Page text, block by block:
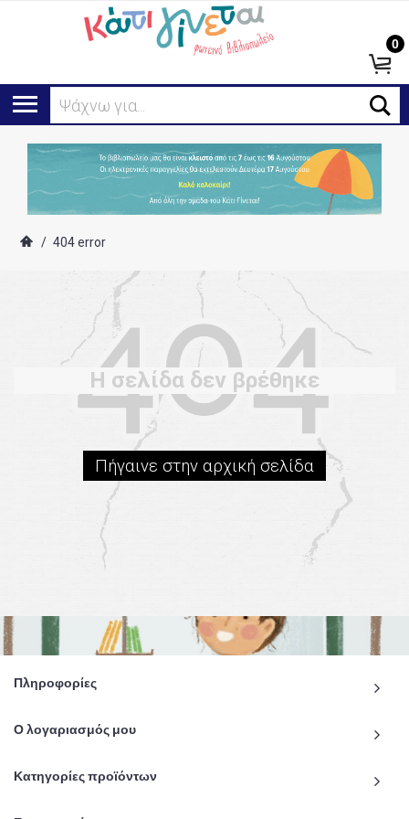
Ψάχνω για...
0
/ 404 error
Η σελίδα δεν βρέθηκε
Πήγαινε στην αρχική σελίδα
Πληροφορίες
Ο λογαριασμός μου
Κατηγορίες προϊόντων